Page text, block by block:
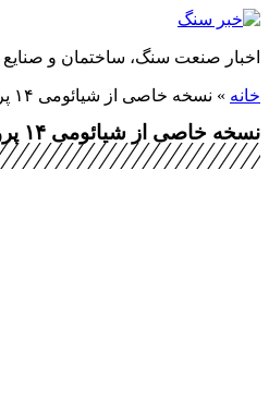
پرش
محتوا
اخبار صنعت سنگ، ساختمان و صنایع
خانه » نسخه خاصی از شیائومی ۱۴ پرو به همراه فریم تیتانیومی و قابلیت ارتباط ماهواره‌ای عرضه خواهد شد!
نسخه خاصی از شیائومی ۱۴ پرو به همراه فریم تیتانیومی و قابلیت ارتباط ماهواره‌ای عرضه خواهد شد!